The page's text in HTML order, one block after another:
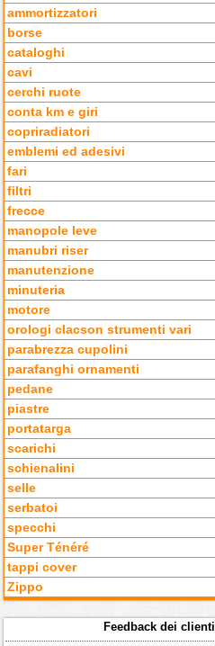
ammortizzatori
borse
cataloghi
cavi
cerchi ruote
conta km e giri
copriradiatori
emblemi ed adesivi
fari
filtri
frecce
manopole leve
manubri riser
manutenzione
minuteria
motore
orologi clacson strumenti vari
parabrezza cupolini
parafanghi ornamenti
pedane
piastre
portatarga
scarichi
schienalini
selle
serbatoi
specchi
Super Ténéré
tappi cover
Zippo
Feedback dei clienti